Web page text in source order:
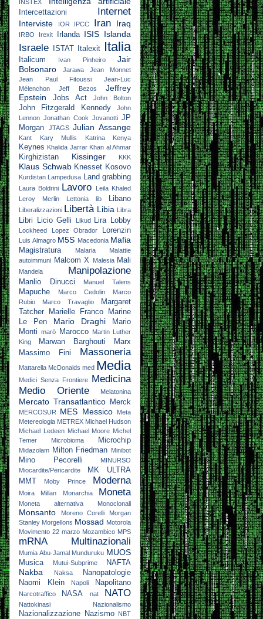
INSTEX
Intercettazioni Internet
Interviste IOR IPCC Iran Iraq
IRBO Irexit Irlanda ISIS Islanda
Israele ISTAT Italexit Italia
Italicum Ivan Pinheiro
Jair
Bolsonaro
Jarawa
Jean Monnet
Jean Paul Fitoussi
Jean-Luc
Mélenchon
Jeff Bezos
Jeffrey
Epstein
Jobs Act John Bolton
John Fitzgerald Kennedy
John
Lennon Jonathan Cook Jovanotti JP
Morgan
JTAGS Julian Assange
Kant Kary Mullis Katrina Kenya
Keynes Khalida Jarrar Khan al Ahmar
Kirghizistan Kissinger KKK
Klaus Schwab Knesset Kosovo
Kurdistan Lampedusa Land grabbing
Laura Boldrini Lavoro
Leila Khaled
Leroy Merlin
Lettonia lib Libano
Liberalizzazioni Libertà Libia Libra
Libri Licio Gelli Likud Lira Lobby
Lockheed Lopez Obrador Lorenzin
Luis Almagro M5S Macedonia Mafia
Magistratura Malaria
Malattie
autoimmuni Malcom X Malesia Mali
Mandela Manipolazione
Manlio Dinucci Manuel Talens
Mapuche Marco Cedolin
Marco
Rubio
Marco Travaglio
Margaret
Tatcher
Marielle Franco
Marine
Le Pen
Mario Draghi
Mario
Monti
marò Marocco
Martin Luther
King
Marwan Barghouti
Marx
Massimo Fini
Massoneria
Mattarella McDonalds med Media
Medici Senza Frontiere Medicina
Medio Oriente
Melatonina
Mercato Transatlantico Merck
MERCOSUR MES Messico
Meta
Metereologia METREX Michael Hudson
Michael Ledeen Michael Moore Michel
Temer
Microbioma Microchip
Midazolam Milton Friedman Minibot
Mino Pecorelli
MINURSO
Miocardite/Pericardite
MK ULTRA
MMT
Moby Prince Moderna
Moira Millan Monarchia Moneta
Moneta alternativa Monoclonali
Monsanto Moreno Corelli
Morgan
Stanley Morgellons Mossad Motorola
Movimento 22 marzo Mozambico MPS
mRNA Multinazionali
Mumia Abu-Jamal Munduruku MUOS
Musica Mutui-Subprime NAFTA
Nakba Naksa
Nanopatologie
Naomi Klein
Napoli Napolitano
Narcotraffico NASA nat NATO
Nattokinasi Nazionalismo
Nazionalizzazione Nazismo
NBT